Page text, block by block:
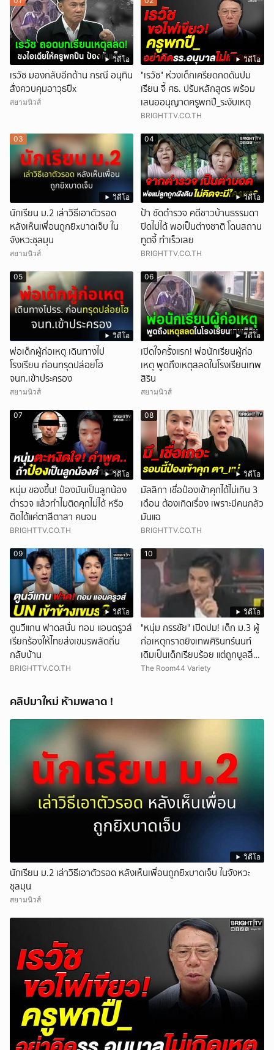
วิดีโอ
เรวัช มองกลับอีกด้าน กรณี อนุทิน
สั่งควบคุมอาวุธปืx
สยามนิวส์
วิดีโอ
"เรวัช" ห่วงเด็กเครียดกดดันปม
เรียน จี้ ศธ. ปรับหลักสูตร พร้อม
เสนออนุญาตครูพกปื_ระงับเหตุ
BRIGHTTV.CO.TH
วิดีโอ
03
นักเรียน ม.2 เล่าวิธีเอาตัวรอด
หลังเห็นเพื่อนถูกยิxบาดเจ็บ ใน
จังหวะชุลมุน
สยามนิวส์
วิดีโอ
04
ป้า ซัดตำรวจ คดีชาวบ้านธรรมดา
ปิดไม่ได้ พอเป็นต่างชาติ โดนสถาน
ทูตจี้ ทำเร็วเลย
BRIGHTTV.CO.TH
วิดีโอ
05
พ่อเด็กผู้ก่อเหตุ เดินทางไป
โรงเรียน ก่อนทรุดปล่อยโฮ
จนท.เข้าประครอง
สยามนิวส์
วิดีโอ
06
เปิดใจครั้งแรก! พ่อนักเรียนผู้ก่อ
เหตุ พูดถึงเหตุสลดในโรงเรียนเทพ
สิริน
สยามนิวส์
วิดีโอ
07
หนุ่ม ของขึ้น! ป๋องมันเป็นลูกน้อง
ตำรวจ แล้วทำไมติดคุกไม่ได้ หรือ
ติดได้แค่ตาสีตาสา คนจน
BRIGHTTV.CO.TH
วิดีโอ
08
มัลลิกา เชื่อป๋องเข้าคุกได้ไม่เกิน 3
เดือน ต้องเกิดเรื่อง เพราะมีคนกลัว
มันแฉ
BRIGHTTV.CO.TH
วิดีโอ
09
ตูนวีแกน ฟาดสนั่น ทอม แอนดรูวส์
เรียกร้องให้ไทยส่งเขมรพลัดถิ่น
กลับบ้าน
BRIGHTTV.CO.TH
วิดีโอ
10
"หนุ่ม กรรชัย" เปิดปม! เด็ก ม.3 ผู้
ก่อเหตุกราดยิงเทพศิรินทร์นนท์
เดิมเป็นเด็กเรียบร้อย แต่ถูกบูลลี่
หนัก คาดแรงกดดันสะสมกลายเป็น
The Room44 Variety
คลิปมาใหม่ ห้ามพลาด !
วิดีโอ
นักเรียน ม.2 เล่าวิธีเอาตัวรอด หลังเห็นเพื่อนถูกยิxบาดเจ็บ ในจังหวะ
ชุลมุน
สยามนิวส์